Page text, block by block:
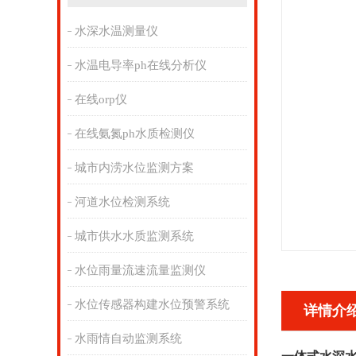
水深水温测量仪
水温电导率ph在线分析仪
在线orp仪
在线氨氮ph水质检测仪
城市内涝水位监测方案
河道水位检测系统
城市供水水质监测系统
水位雨量流速流量监测仪
水位传感器构建水位预警系统
水雨情自动监测系统
详情介